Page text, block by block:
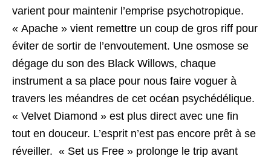
varient pour maintenir l’emprise psychotropique.
« Apache » vient remettre un coup de gros riff pour
éviter de sortir de l’envoutement. Une osmose se
dégage du son des Black Willows, chaque
instrument a sa place pour nous faire voguer à
travers les méandres de cet océan psychédélique.
« Velvet Diamond » est plus direct avec une fin
tout en douceur. L’esprit n’est pas encore prêt à se
réveiller. « Set us Free » prolonge le trip avant